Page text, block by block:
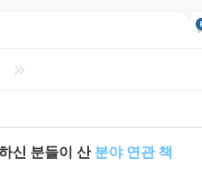
신 분들이 산 분야 연관 책